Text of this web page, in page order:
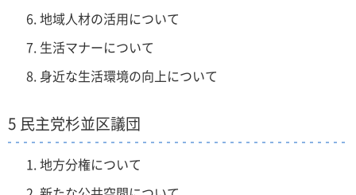
地域人材の活用について
生活マナーについて
身近な生活環境の向上について
5 民主党杉並区議団
地方分権について